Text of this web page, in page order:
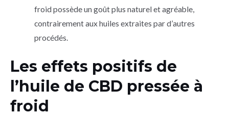
froid possède un goût plus naturel et agréable,
contrairement aux huiles extraites par d’autres
procédés.
Les effets positifs de
l’huile de CBD pressée à
froid